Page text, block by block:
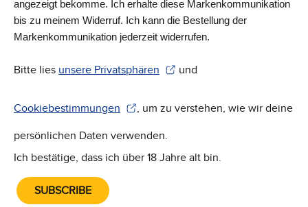
angezeigt bekomme. Ich erhalte diese Markenkommunikation
bis zu meinem Widerruf. Ich kann die Bestellung der
Markenkommunikation jederzeit widerrufen.
Bitte lies unsere Privatsphären
(Wird in einem neuen Fenster geöffnet)
und
Cookiebestimmungen
(Wird in einem neuen Fenster geöffnet)
, um zu verstehen, wie wir deine
persönlichen Daten verwenden.
Ich bestätige, dass ich über 18 Jahre alt bin.
SUBSCRIBE